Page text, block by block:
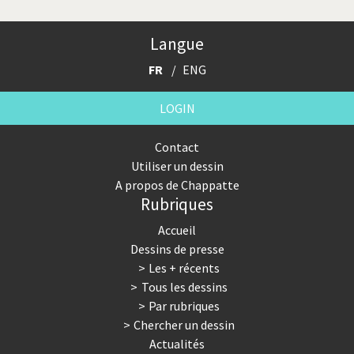
Langue
FR ENG
LOGIN
Contact
Utiliser un dessin
A propos de Chappatte
Rubriques
Accueil
Dessins de presse
Les + récents
Tous les dessins
Par rubriques
Chercher un dessin
Actualités